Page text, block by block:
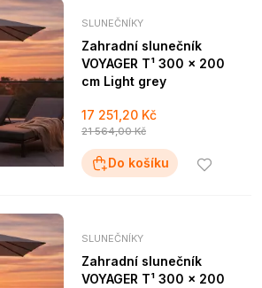
SLUNEČNÍKY
Zahradní slunečník
VOYAGER T¹ 300 x 200
cm Light grey
17 251,20 Kč
21 564,00 Kč
Do košíku
SLUNEČNÍKY
Zahradní slunečník
VOYAGER T¹ 300 x 200